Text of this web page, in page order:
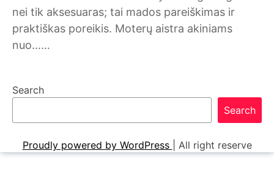
nei tik aksesuaras; tai mados pareiškimas ir
praktiškas poreikis. Moterų aistra akiniams
nuo……
Search
Search
Proudly powered by WordPress All right reserve